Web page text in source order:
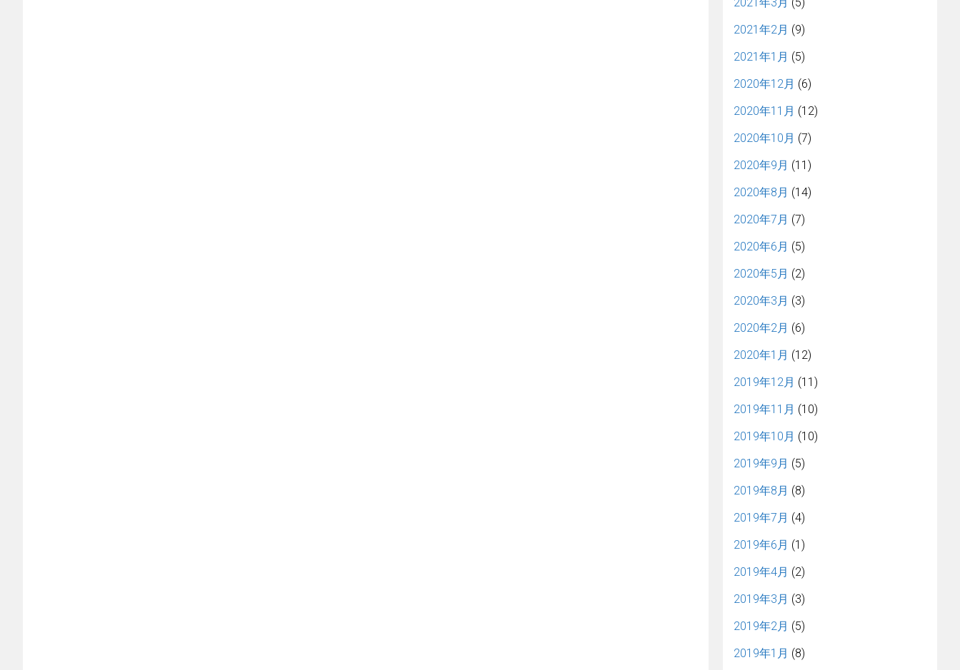
2021年2月 (9)
2021年1月 (5)
2020年12月 (6)
2020年11月 (12)
2020年10月 (7)
2020年9月 (11)
2020年8月 (14)
2020年7月 (7)
2020年6月 (5)
2020年5月 (2)
2020年3月 (3)
2020年2月 (6)
2020年1月 (12)
2019年12月 (11)
2019年11月 (10)
2019年10月 (10)
2019年9月 (5)
2019年8月 (8)
2019年7月 (4)
2019年6月 (1)
2019年4月 (2)
2019年3月 (3)
2019年2月 (5)
2019年1月 (8)